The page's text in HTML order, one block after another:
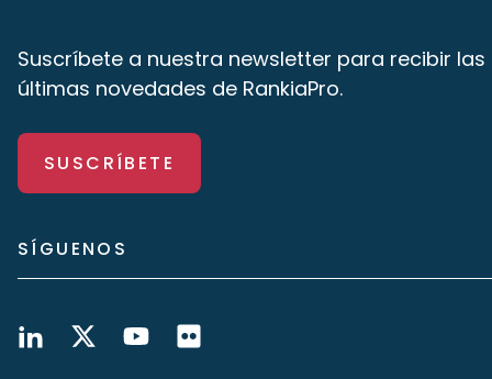
Suscríbete a nuestra newsletter para recibir las
últimas novedades de RankiaPro.
SUSCRÍBETE
SÍGUENOS